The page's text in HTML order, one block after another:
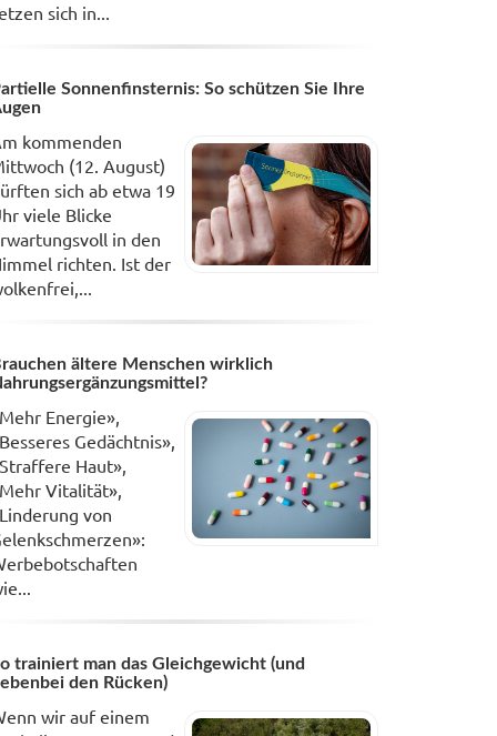
sich in...
Sonnenfinsternis: So schützen Sie Ihre
kommenden
(12. August)
sich ab etwa 19
viele Blicke
in den
richten. Ist der
ältere Menschen wirklich
Energie»,
Gedächtnis»,
Haut»,
Vitalität»,
von
trainiert man das Gleichgewicht (und
den Rücken)
wir auf einem